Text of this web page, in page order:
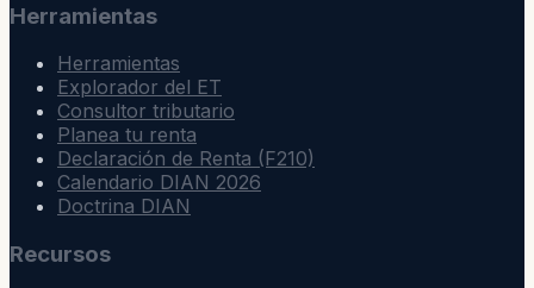
Herramientas
Herramientas
Explorador del ET
Consultor tributario
Planea tu renta
Declaración de Renta (F210)
Calendario DIAN 2026
Doctrina DIAN
Recursos